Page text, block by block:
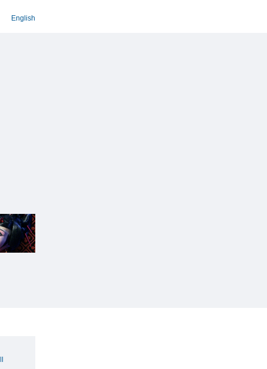
English